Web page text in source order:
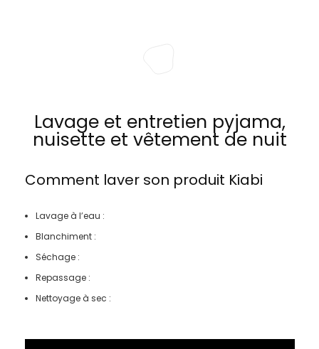
Lavage et entretien pyjama,
nuisette et vêtement de nuit
Comment laver son produit Kiabi
Lavage à l’eau :
Blanchiment :
Séchage :
Repassage :
Nettoyage à sec :